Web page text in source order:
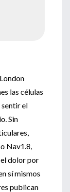
las células
sentir el
Sin
Nav1.8,
el dolor por
sí mismos
publican